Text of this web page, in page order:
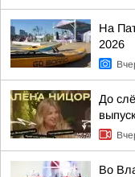
На
2026
До
Во